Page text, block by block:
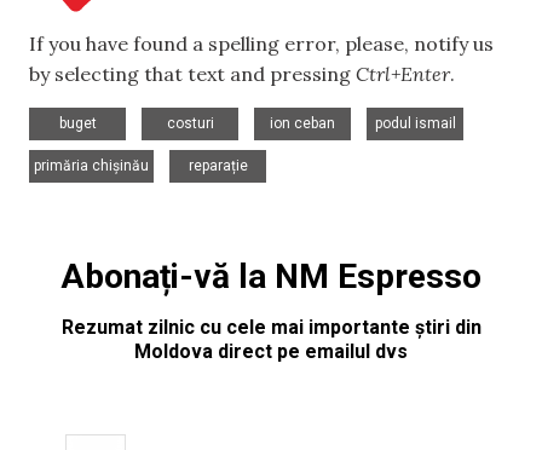
If you have found a spelling error, please, notify us
by selecting that text and pressing Ctrl+Enter.
buget
costuri
ion ceban
podul ismail
primăria chișinău
reparație
Abonați-vă la NM Espresso
Rezumat zilnic cu cele mai importante știri din
Moldova direct pe emailul dvs